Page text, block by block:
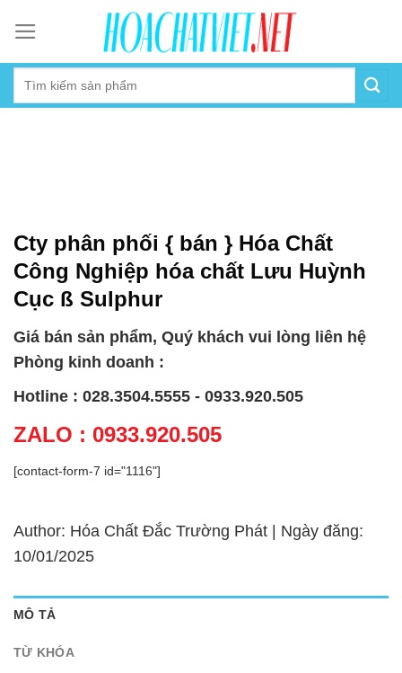
content
Cty phân phối { bán } Hóa Chất
Công Nghiệp hóa chất Lưu Huỳnh
Cục ß Sulphur
Giá bán sản phẩm, Quý khách vui lòng liên hệ
Phòng kinh doanh :
Hotline : 028.3504.5555 - 0933.920.505
ZALO : 0933.920.505
[contact-form-7 id="1116"]
Author: Hóa Chất Đắc Trường Phát | Ngày đăng:
10/01/2025
MÔ TẢ
TỪ KHÓA